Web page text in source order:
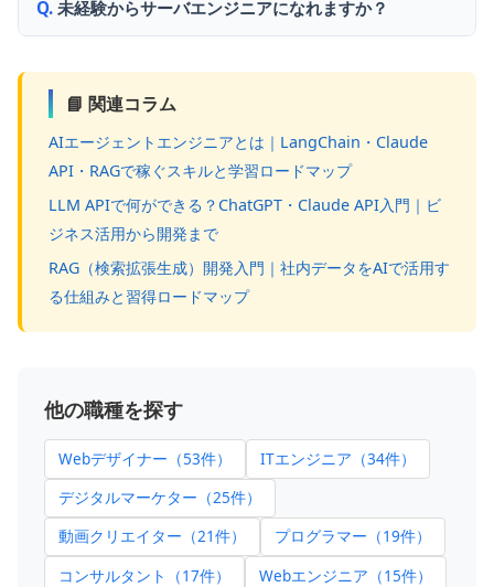
未経験からサーバエンジニアになれますか？
📘 関連コラム
AIエージェントエンジニアとは｜LangChain・Claude
API・RAGで稼ぐスキルと学習ロードマップ
LLM APIで何ができる？ChatGPT・Claude API入門｜ビ
ジネス活用から開発まで
RAG（検索拡張生成）開発入門｜社内データをAIで活用す
る仕組みと習得ロードマップ
他の職種を探す
Webデザイナー（53件）
ITエンジニア（34件）
デジタルマーケター（25件）
動画クリエイター（21件）
プログラマー（19件）
コンサルタント（17件）
Webエンジニア（15件）